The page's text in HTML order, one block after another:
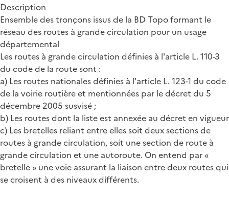
Description
Ensemble des tronçons issus de la BD Topo formant le
réseau des routes à grande circulation pour un usage
départemental
Les routes à grande circulation définies à l'article L. 110-3
du code de la route sont :
a) Les routes nationales définies à l'article L. 123-1 du code
de la voirie routière et mentionnées par le décret du 5
décembre 2005 susvisé ;
b) Les routes dont la liste est annexée au décret en vigueur
c) Les bretelles reliant entre elles soit deux sections de
routes à grande circulation, soit une section de route à
grande circulation et une autoroute. On entend par «
bretelle » une voie assurant la liaison entre deux routes qui
se croisent à des niveaux différents.